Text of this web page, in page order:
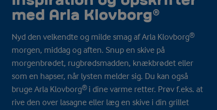
med Arla Klovborg®
Nyd den velkendte og milde smag af Arla Klovborg®
morgen, middag og aften. Snup en skive på
morgenbrødet, rugbrødsmadden, knækbrødet eller
som en hapser, når lysten melder sig. Du kan også
bruge Arla Klovborg® i dine varme retter. Prøv f.eks. at
rive den over lasagne eller læg en skive i din grillet